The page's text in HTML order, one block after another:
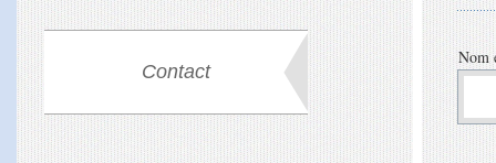
Contact
Nom